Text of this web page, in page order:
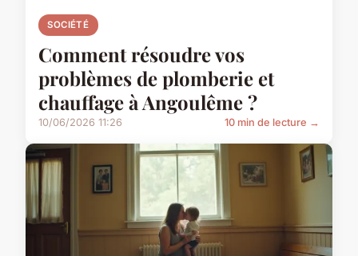
SOCIÉTÉ
Comment résoudre vos
problèmes de plomberie et
chauffage à Angoulême ?
10/06/2026 11:26 10 min de lecture →